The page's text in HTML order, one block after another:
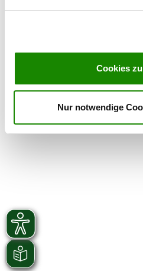
Cookies
Nur notwendige
Sonntag 10:00 h -